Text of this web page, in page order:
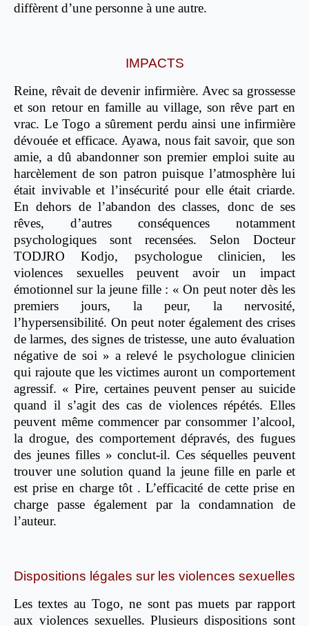
diffèrent d’une personne à une autre.
IMPACTS
Reine, rêvait de devenir infirmière. Avec sa grossesse
et son retour en famille au village, son rêve part en
vrac. Le Togo a sûrement perdu ainsi une infirmière
dévouée et efficace. Ayawa, nous fait savoir, que son
amie, a dû abandonner son premier emploi suite au
harcèlement de son patron puisque l’atmosphère lui
était invivable et l’insécurité pour elle était criarde.
En dehors de l’abandon des classes, donc de ses
rêves, d’autres conséquences notamment
psychologiques sont recensées. Selon Docteur
TODJRO Kodjo, psychologue clinicien, les
violences sexuelles peuvent avoir un impact
émotionnel sur la jeune fille : « On peut noter dès les
premiers jours, la peur, la nervosité,
l’hypersensibilité. On peut noter également des crises
de larmes, des signes de tristesse, une auto évaluation
négative de soi » a relevé le psychologue clinicien
qui rajoute que les victimes auront un comportement
agressif. « Pire, certaines peuvent penser au suicide
quand il s’agit des cas de violences répétés. Elles
peuvent même commencer par consommer l’alcool,
la drogue, des comportement dépravés, des fugues
des jeunes filles » conclut-il. Ces séquelles peuvent
trouver une solution quand la jeune fille en parle et
est prise en charge tôt . L’efficacité de cette prise en
charge passe également par la condamnation de
l’auteur.
Dispositions légales sur les violences sexuelles
Les textes au Togo, ne sont pas muets par rapport
aux violences sexuelles. Plusieurs dispositions sont